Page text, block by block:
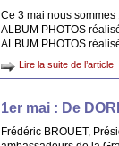
Ce 3 mai nous
ALBUM PHOTOS
ALBUM PHOTOS
Lire la suite de l’article
1er mai : De
Frédéric BROUET,